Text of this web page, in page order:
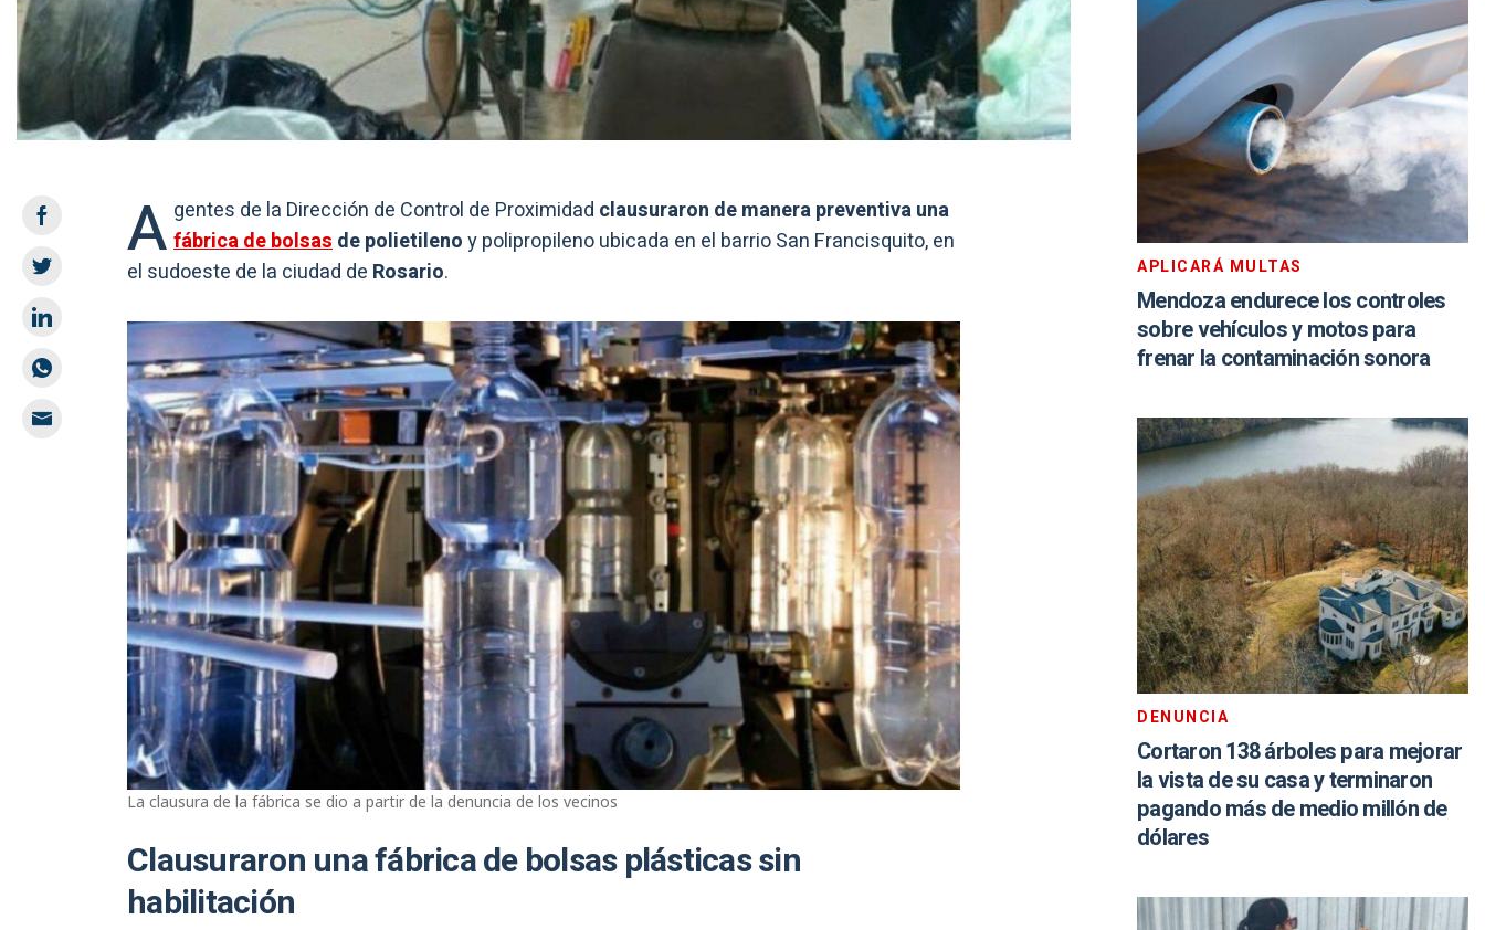
A gentes de la Dirección de Control de Proximidad clausuraron de manera preventiva una
fábrica de bolsasde polietilenoy polipropileno ubicada en el barrio San Francisquito, en
el sudoeste de la ciudad de Rosario.
La clausura de la fábrica se dio a partir de la denuncia de los vecinos
Clausuraron una fábrica de bolsas plásticas sin
habilitación
APLICARÁ MULTAS
Mendoza endurece los controles
sobre vehículos y motos para
frenar la contaminación sonora
DENUNCIA
Cortaron 138 árboles para mejorar
la vista de su casa y terminaron
pagando más de medio millón de
dólares